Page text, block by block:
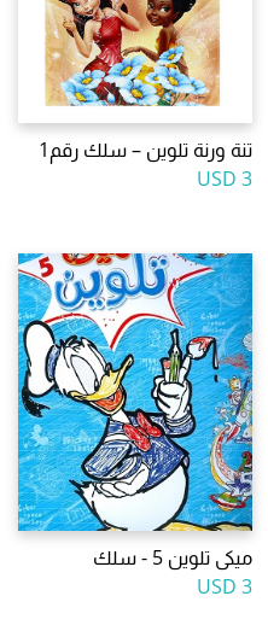
تنة ورنة تلوين – سلك رقم1
3 USD
ميكى تلوين 5 - سلك
3 USD